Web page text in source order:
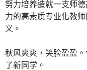
努力培养造就一支师
力的高素质专业化教
义。
秋风爽爽，笑脸盈盈
了新同学。